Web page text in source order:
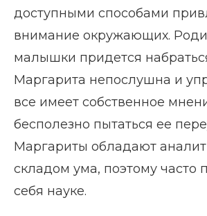
доступными способами
внимание окружающих.
малышки придется
Маргарита непослушна и
все имеет собственное
бесполезно пытаться ее
Маргариты обладают
складом ума, поэтому часто
себя науке.